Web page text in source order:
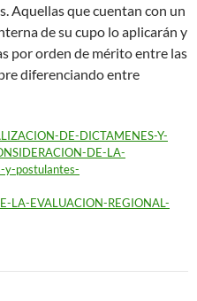
Aquellas que cuentan con un
de su cupo lo aplicarán y
por orden de mérito entre las
diferenciando entre
DE-DICTAMENES-Y-
DE-LA-
y-postulantes-
LA-EVALUACION-REGIONAL-